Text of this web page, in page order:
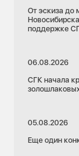
От эскиза до
поддержке
06.08.2026
СГК начала
05.08.2026
Еще один